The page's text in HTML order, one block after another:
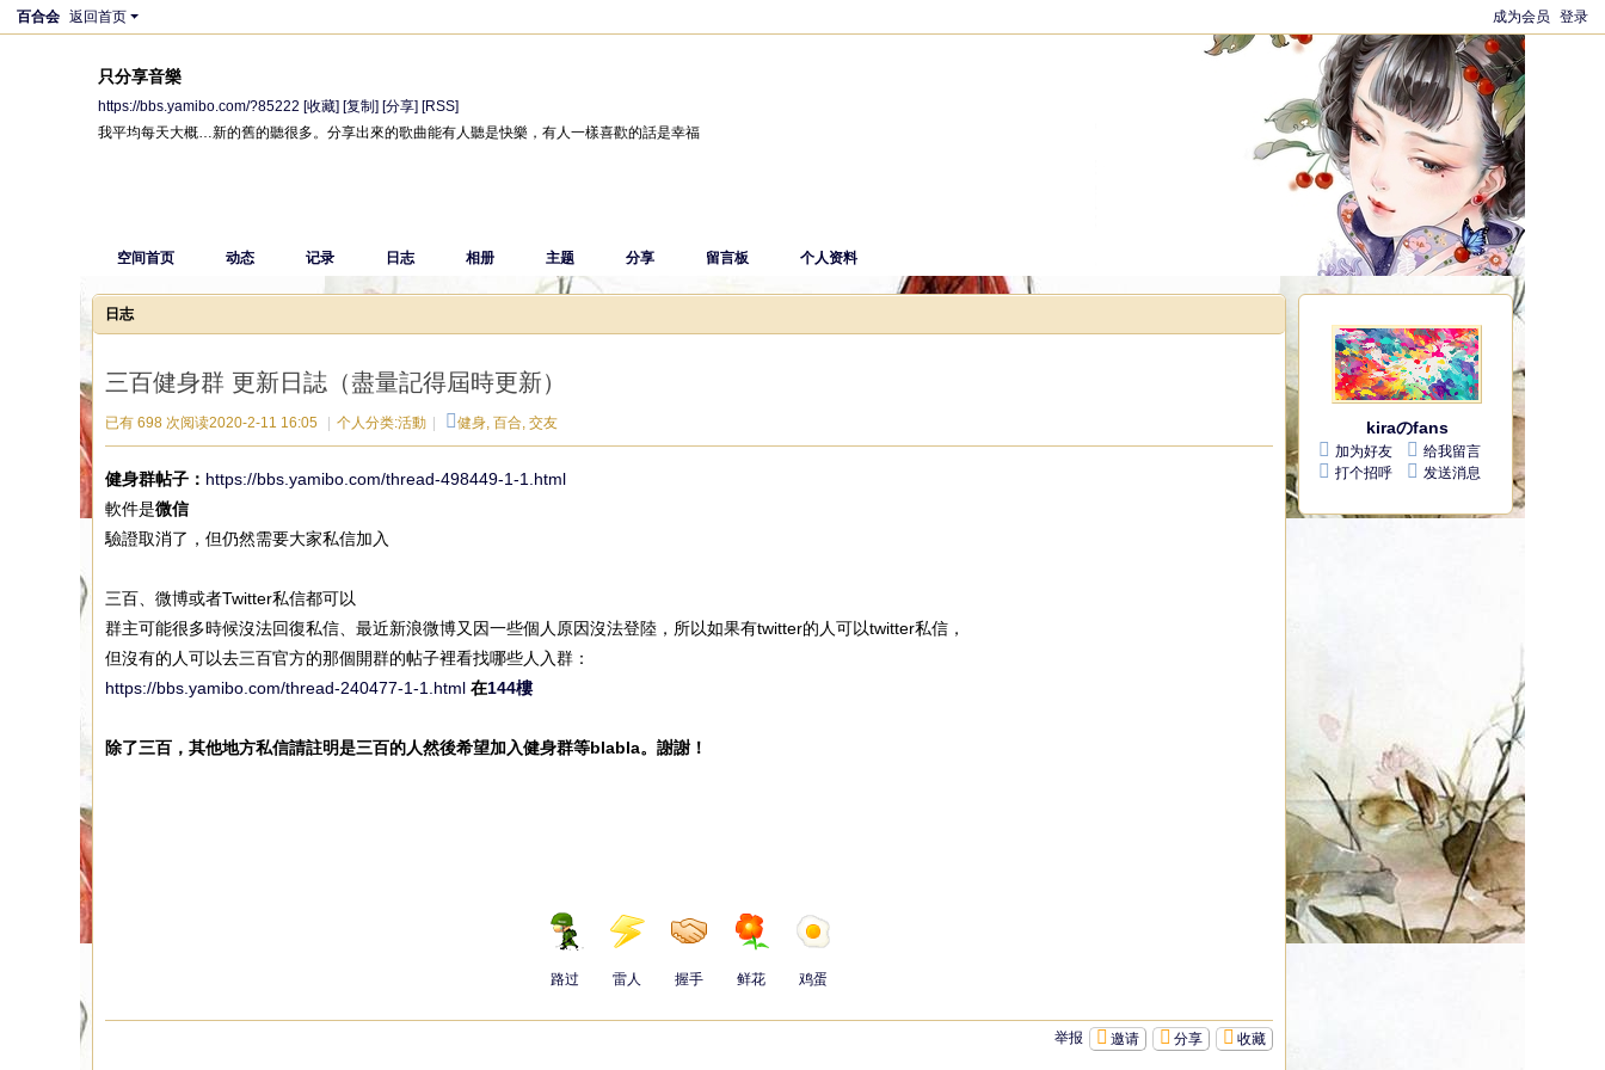
成为会员 登录
百合会 返回首页
只分享音樂
https://bbs.yamibo.com/?85222 [收藏] [复制] [分享] [RSS]
我平均每天大概…新的舊的聽很多。分享出來的歌曲能有人聽是快樂，有人一樣喜歡的話是幸福
空间首页 动态 记录 日志 相册 主题 分享 留言板 个人资料
日志
三百健身群 更新日誌（盡量記得屆時更新）
已有 698 次阅读2020-2-11 16:05 个人分类:活動 健身, 百合, 交友
健身群帖子： https://bbs.yamibo.com/thread-498449-1-1.html
軟件是微信
驗證取消了，但仍然需要大家私信加入
三百、微博或者Twitter私信都可以
群主可能很多時候沒法回復私信、最近新浪微博又因一些個人原因沒法登陸，所以如果有twitter的人可以twitter私信，
但沒有的人可以去三百官方的那個開群的帖子裡看找哪些人入群：
https://bbs.yamibo.com/thread-240477-1-1.html 在144樓
除了三百，其他地方私信請註明是三百的人然後希望加入健身群等blabla。謝謝！
路过 雷人 握手 鲜花 鸡蛋
收藏
分享
邀请
举报
kiraのfans
加为好友
给我留言
打个招呼
发送消息